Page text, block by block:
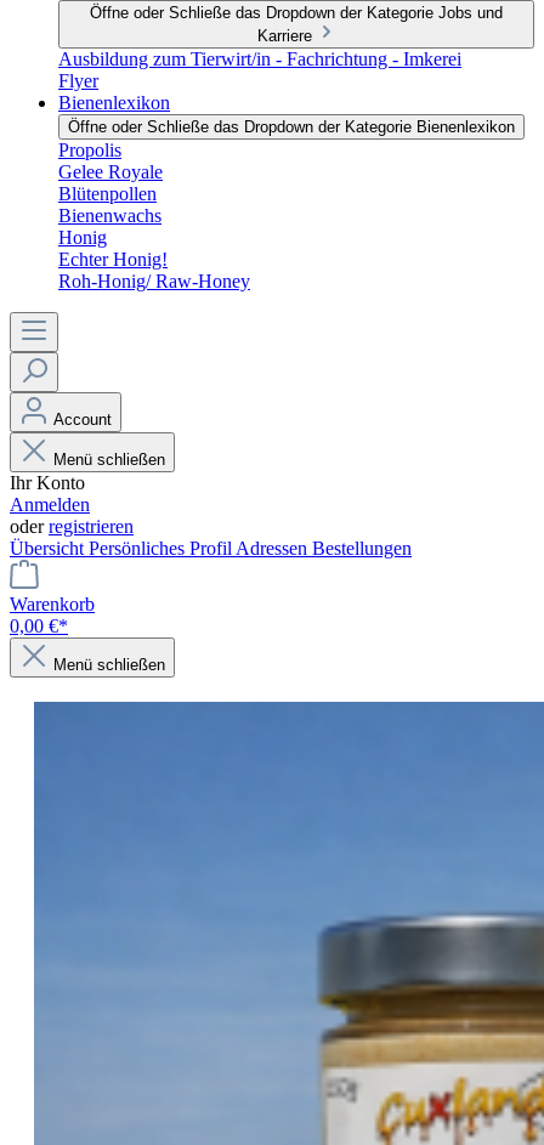
Öffne oder Schließe das Dropdown der Kategorie Jobs und
Karriere
Ausbildung zum Tierwirt/in - Fachrichtung - Imkerei
Flyer
Bienenlexikon
Öffne oder Schließe das Dropdown der Kategorie Bienenlexikon
Propolis
Gelee Royale
Blütenpollen
Bienenwachs
Honig
Echter Honig!
Roh-Honig/ Raw-Honey
Account
Menü schließen
Ihr Konto
Anmelden
oderregistrieren
Übersicht Persönliches Profil Adressen Bestellungen
Warenkorb
0,00 €*
Menü schließen